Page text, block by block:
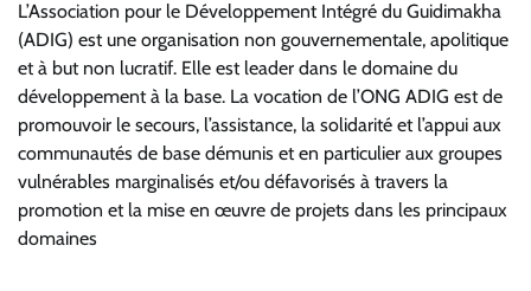
L’Association pour le Développement Intégré du Guidimakha
(ADIG) est une organisation non gouvernementale, apolitique
et à but non lucratif. Elle est leader dans le domaine du
développement à la base. La vocation de l’ONG ADIG est de
promouvoir le secours, l’assistance, la solidarité et l’appui aux
communautés de base démunis et en particulier aux groupes
vulnérables marginalisés et/ou défavorisés à travers la
promotion et la mise en œuvre de projets dans les principaux
domaines